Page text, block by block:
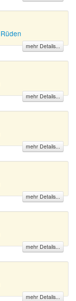
Rüden
mehr Details...
mehr Details...
mehr Details...
mehr Details...
mehr Details...
mehr Details...